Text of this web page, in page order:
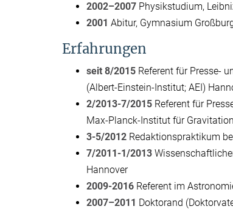
2002–2007 Physikstudium,
2001 Abitur, Gymnasium
Erfahrungen
seit 8/2015 Referent für Presse-
(Albert-Einstein-Institut; AEI)
2/2013-7/2015 Referent für
Max-Planck-Institut für
3-5/2012 Redaktionspraktikum
7/2011-1/2013
Hannover
2009-2016 Referent im
2007–2011 Doktorand